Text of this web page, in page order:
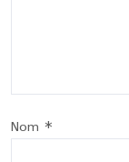
Nom *